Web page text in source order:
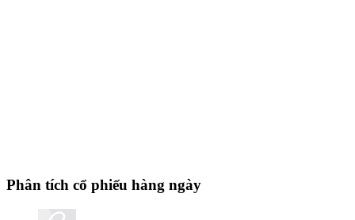
Phân tích cổ phiếu hàng ngày